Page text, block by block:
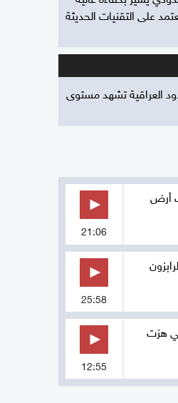
على التقنيات الحديثة
العراقية تشهد مستوى
أرض
21:06
25:58
هزت
12:55